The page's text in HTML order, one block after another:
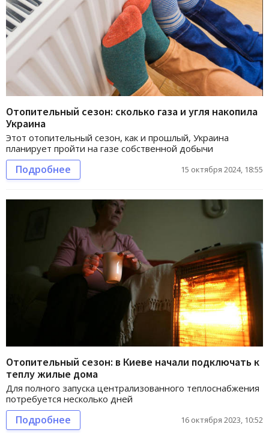
Отопительный сезон: сколько газа и угля накопила
Украина
Этот отопительный сезон, как и прошлый, Украина
планирует пройти на газе собственной добычи
Подробнее 15 октября 2024, 18:55
Отопительный сезон: в Киеве начали подключать к
теплу жилые дома
Для полного запуска централизованного теплоснабжения
потребуется несколько дней
Подробнее 16 октября 2023, 10:52